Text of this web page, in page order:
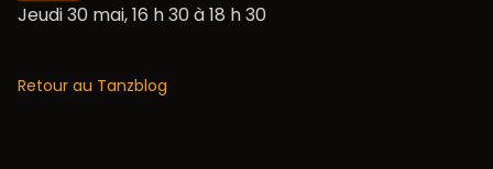
Jeudi 30 mai, 16 h 30 à 18 h 30
Retour au Tanzblog